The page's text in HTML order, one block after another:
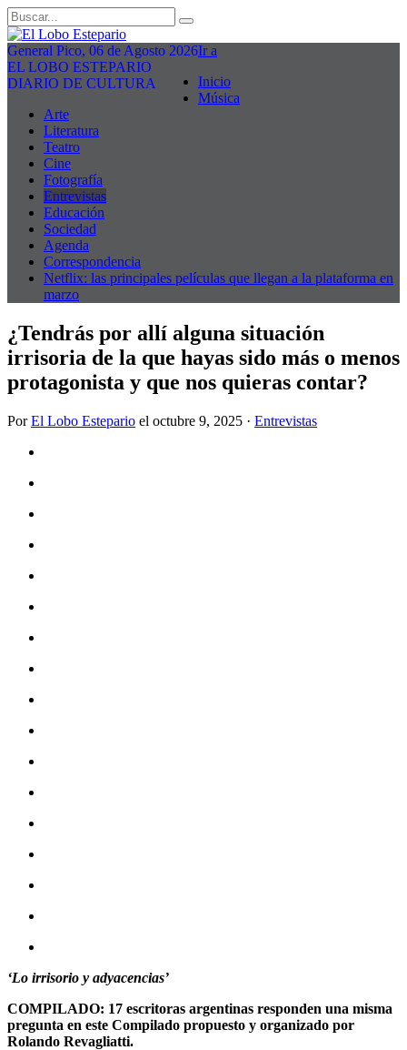
General Pico, 06 de Agosto 2026
EL LOBO ESTEPARIO
DIARIO DE CULTURA
Ir a
Inicio
Música
Arte
Literatura
Teatro
Cine
Fotografía
Entrevistas
Educación
Sociedad
Agenda
Correspondencia
Netflix: las principales películas que llegan a la plataforma en
marzo
¿Tendrás por allí alguna situación
irrisoria de la que hayas sido más o menos
protagonista y que nos quieras contar?
PorEl Lobo Estepario el octubre 9, 2025 · Entrevistas
‘Lo irrisorio y adyacencias’
COMPILADO: 17 escritoras argentinas responden una misma
pregunta en este Compilado propuesto y organizado por
Rolando Revagliatti.